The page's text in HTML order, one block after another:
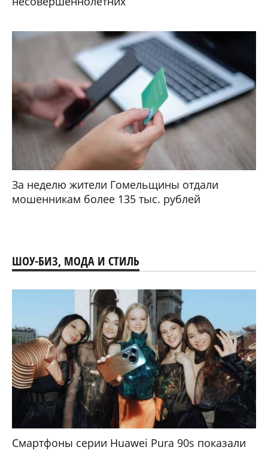
За неделю жители Гомельщины отдали
мошенникам более 135 тыс. рублей
ШОУ-БИЗ, МОДА И СТИЛЬ
Смартфоны серии Huawei Pura 90s показали